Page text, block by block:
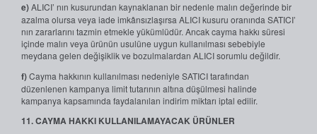
e)ALICI’ nın kusurundan kaynaklanan bir nedenle malın değerinde bir
azalma olursa veya iade imkânsızlaşırsa ALICI kusuru oranında SATICI’
nın zararlarını tazmin etmekle yükümlüdür. Ancak cayma hakkı süresi
içinde malın veya ürünün usulüne uygun kullanılması sebebiyle
meydana gelen değişiklik ve bozulmalardan ALICI sorumlu değildir.
f)Cayma hakkının kullanılması nedeniyle SATICI tarafından
düzenlenen kampanya limit tutarının altına düşülmesi halinde
kampanya kapsamında faydalanılan indirim miktarı iptal edilir.
11. CAYMA HAKKI KULLANILAMAYACAK ÜRÜNLER